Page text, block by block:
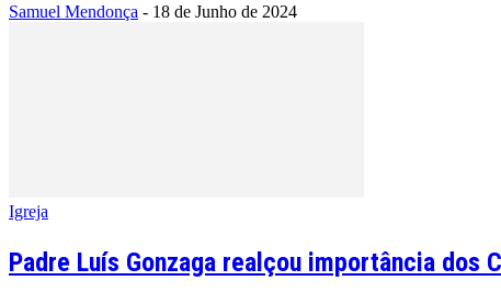
Samuel Mendonça - 18 de Junho de 2024
Igreja
Padre Luís Gonzaga realçou importância dos